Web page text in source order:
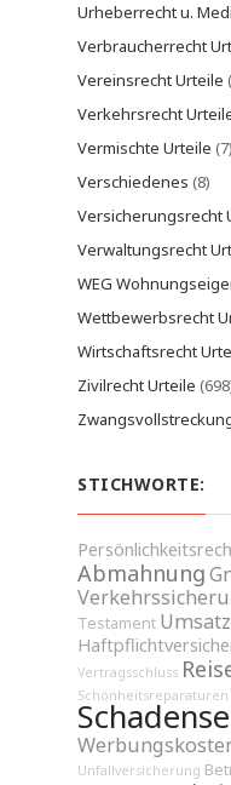
Urheberrecht u.
Verbraucherrecht
Vereinsrecht Urteile
Verkehrsrecht
Vermischte Urteile (7)
Verschiedenes (8)
Versicherungsrecht
Verwaltungsrecht
WEG
Wettbewerbsrecht
Wirtschaftsrecht
Zivilrecht Urteile
STICHWORTE:
Abmahnung
Testament
Vertragsschluss
Schönheitsreparaturen
Unfallversicherung